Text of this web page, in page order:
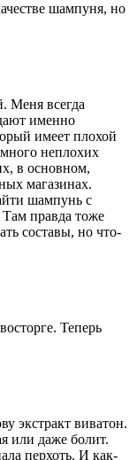
шампуня, но
Меня всегда
именно
имеет плохой
неплохих
в основном,
магазинах.
шампунь с
Там правда тоже
составы, но что-
Теперь
экстракт виватон.
или даже болит.
перхоть. И как-